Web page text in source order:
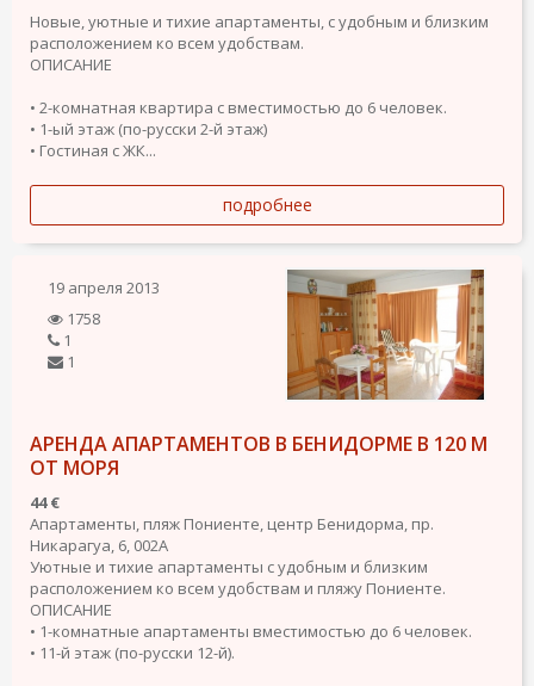
Новые, уютные и тихие апартаменты, с удобным и близким
расположением ко всем удобствам.
ОПИСАНИЕ
• 2-комнатная квартира с вместимостью до 6 человек.
• 1-ый этаж (по-русски 2-й этаж)
• Гостиная с ЖК...
подробнее
19 апреля 2013
1758
1
1
АРЕНДА АПАРТАМЕНТОВ В БЕНИДОРМЕ В 120 М
ОТ МОРЯ
44 €
Апартаменты, пляж Пониенте, центр Бенидорма, пр.
Никарагуа, 6, 002А
Уютные и тихие апартаменты с удобным и близким
расположением ко всем удобствам и пляжу Пониенте.
ОПИСАНИЕ
• 1-комнатные апартаменты вместимостью до 6 человек.
• 11-й этаж (по-русски 12-й).